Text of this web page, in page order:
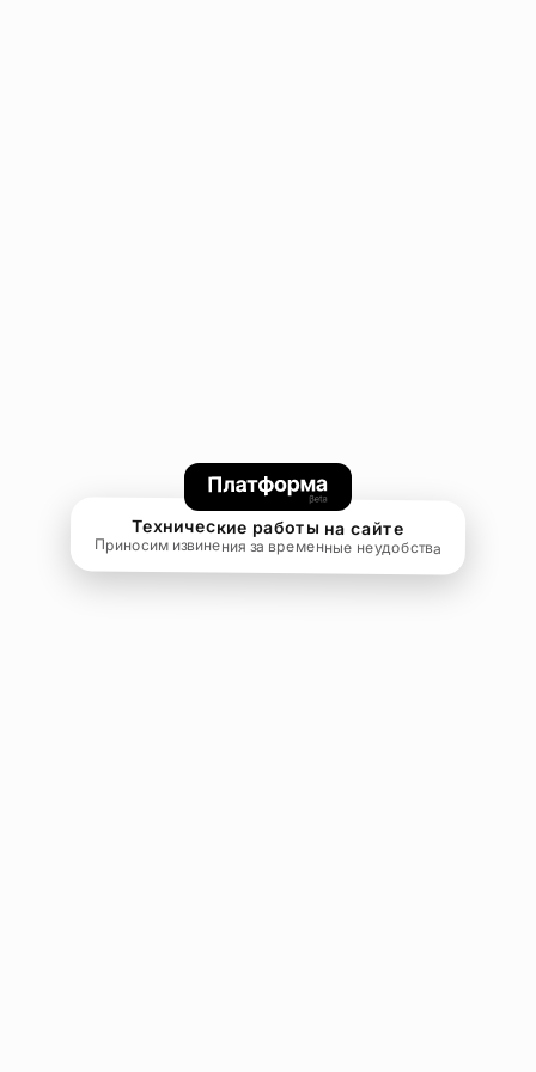
Технические работы на сайте
Приносим извинения за временные неудобства